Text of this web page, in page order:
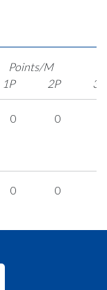
Points/M
1P 2P 3P
0 0
0 0